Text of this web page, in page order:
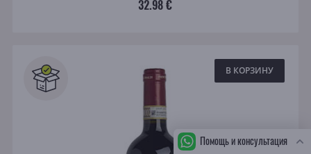
Помощь и консультация
32.98 €
В КОРЗИНУ